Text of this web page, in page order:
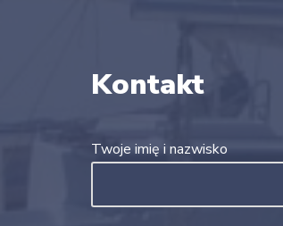
Kontakt
Twoje imię i nazwisko